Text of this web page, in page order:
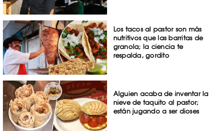
Los tacos al pastor son más
nutritivos que las barritas de
granola; la ciencia te
respalda, gordito
Alguien acaba de inventar la
nieve de taquito al pastor;
están jugando a ser dioses